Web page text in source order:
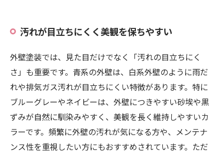
汚れが目立ちにくく美観を保ちやすい
外壁塗装では、見た目だけでなく「汚れの目立ちにく
さ」も重要です。青系の外壁は、白系外壁のように雨だ
れや排気ガス汚れが目立ちにくい特徴があります。特に
ブルーグレーやネイビーは、外壁につきやすい砂埃や黒
ずみが自然に馴染みやすく、美観を長く維持しやすいカ
ラーです。頻繁に外壁の汚れが気になる方や、メンテナ
ンス性を重視したい方にもおすすめされています。ただ